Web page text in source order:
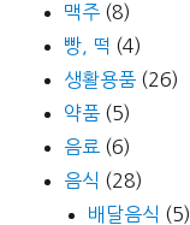
맥주 (8)
빵, 떡 (4)
생활용품 (26)
약품 (5)
음료 (6)
음식 (28)
배달음식 (5)